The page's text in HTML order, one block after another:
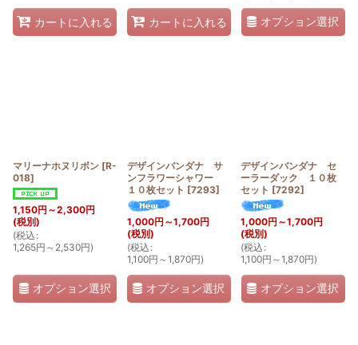
カートに入れる カートに入れる オプション選択
マリーナホヌリボン [R-
018]
1,150円 ～2,300円
(税別)
(税込 :
1,265円 ～2,530円)
オプション選択
デザインバンダナ サ
ンフラワーシャワー
１０枚セット [7293]
1,000円 ～1,700円
(税別)
(税込 :
1,100円 ～1,870円)
オプション選択
デザインバンダナ セ
ーラーダック １０枚
セット [7292]
1,000円 ～1,700円
(税別)
(税込 :
1,100円 ～1,870円)
オプション選択